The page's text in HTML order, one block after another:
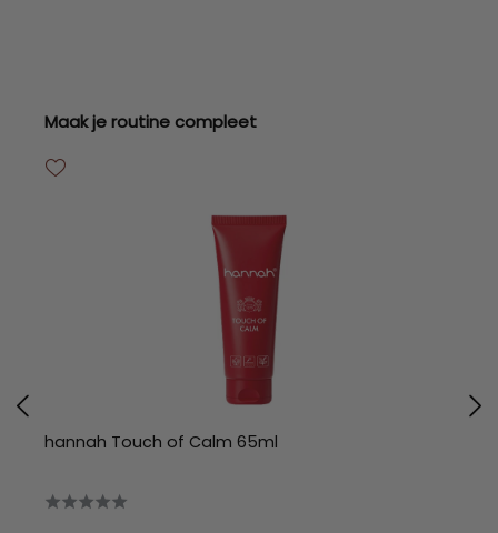
Productgalerij overslaan
Maak je routine compleet
hannah Touch of Calm 65ml